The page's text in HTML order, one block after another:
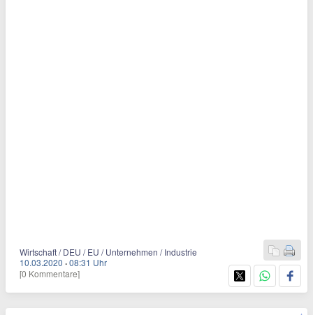
Wirtschaft / DEU / EU / Unternehmen / Industrie
10.03.2020 ·08:31 Uhr
[0 Kommentare]